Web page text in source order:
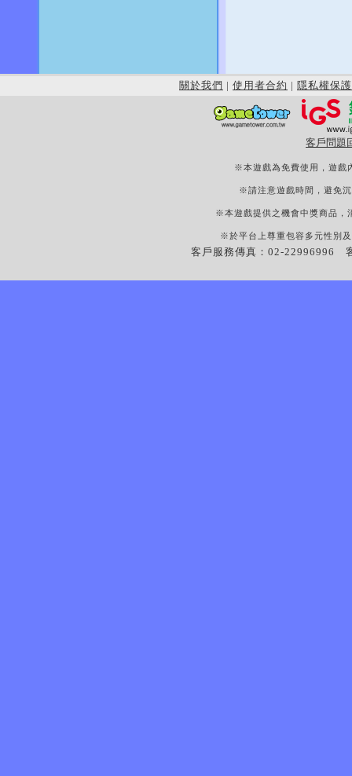
關於我們 | 使用者合約 | 隱私權保護
客戶問題
※本遊戲為免費使用，遊戲
※請注意遊戲時間，避免
※本遊戲提供之機會中獎商品，
※於平台上尊重包容多元性別
客戶服務傳真：02-22996996